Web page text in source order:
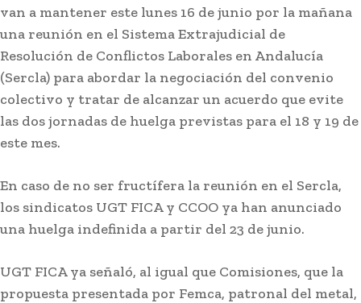
Actualidad
Pesar por la muerte del
empresario hotelero Jan de
Clerck, figura clave del
turismo en la provincia
Lo más leído
van a mantener este lunes 16 de junio por la mañana
una reunión en el Sistema Extrajudicial de
Resolución de Conflictos Laborales en Andalucía
(Sercla) para abordar la negociación del convenio
colectivo y tratar de alcanzar un acuerdo que evite
las dos jornadas de huelga previstas para el 18 y 19 de
este mes.
En caso de no ser fructífera la reunión en el Sercla,
los sindicatos UGT FICA y CCOO ya han anunciado
una huelga indefinida a partir del 23 de junio.
UGT FICA ya señaló, al igual que Comisiones, que la
propuesta presentada por Femca, patronal del metal,